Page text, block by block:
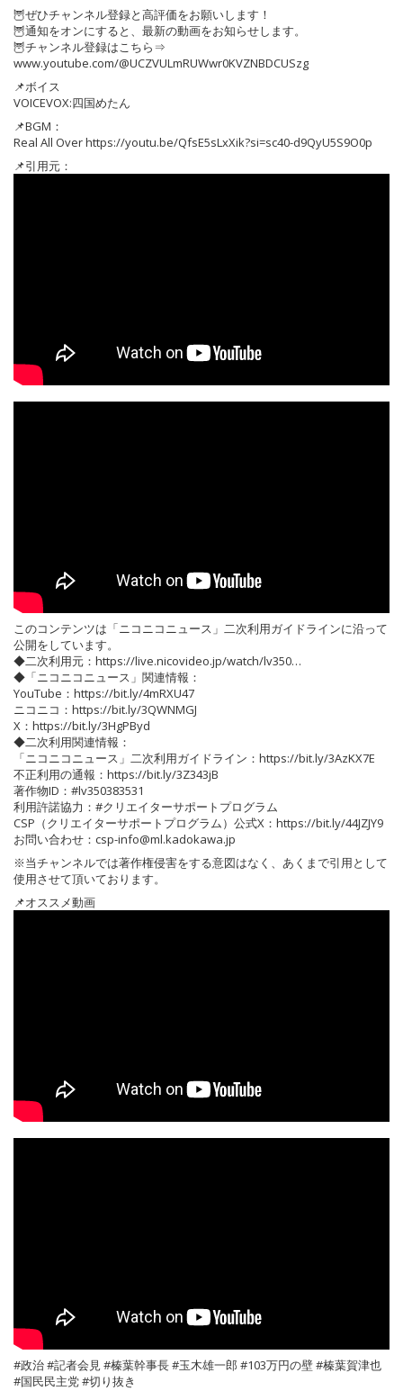
🦉ぜひチャンネル登録と高評価をお願いします！
🦉通知をオンにすると、最新の動画をお知らせします。
🦉チャンネル登録はこちら⇒
www.youtube.com/@UCZVULmRUWwr0KVZNBDCUSzg
📌ボイス
VOICEVOX:四国めたん
📌BGM：
Real All Over https://youtu.be/QfsE5sLxXik?si=sc40-d9QyU5S9O0p
📌引用元：
このコンテンツは「ニコニコニュース」二次利用ガイドラインに沿って
公開をしています。
◆二次利用元：https://live.nicovideo.jp/watch/lv350…
◆「ニコニコニュース」関連情報：
YouTube：https://bit.ly/4mRXU47
ニコニコ：https://bit.ly/3QWNMGJ
X：https://bit.ly/3HgPByd
◆二次利用関連情報：
「ニコニコニュース」二次利用ガイドライン：https://bit.ly/3AzKX7E
不正利用の通報：https://bit.ly/3Z343jB
著作物ID：#lv350383531
利用許諾協力：#クリエイターサポートプログラム
CSP（クリエイターサポートプログラム）公式X：https://bit.ly/44JZJY9
お問い合わせ：csp-info@ml.kadokawa.jp
※当チャンネルでは著作権侵害をする意図はなく、あくまで引用として
使用させて頂いております。
📌オススメ動画
#政治 #記者会見 #榛葉幹事長 #玉木雄一郎 #103万円の壁 #榛葉賀津也
#国民民主党 #切り抜き